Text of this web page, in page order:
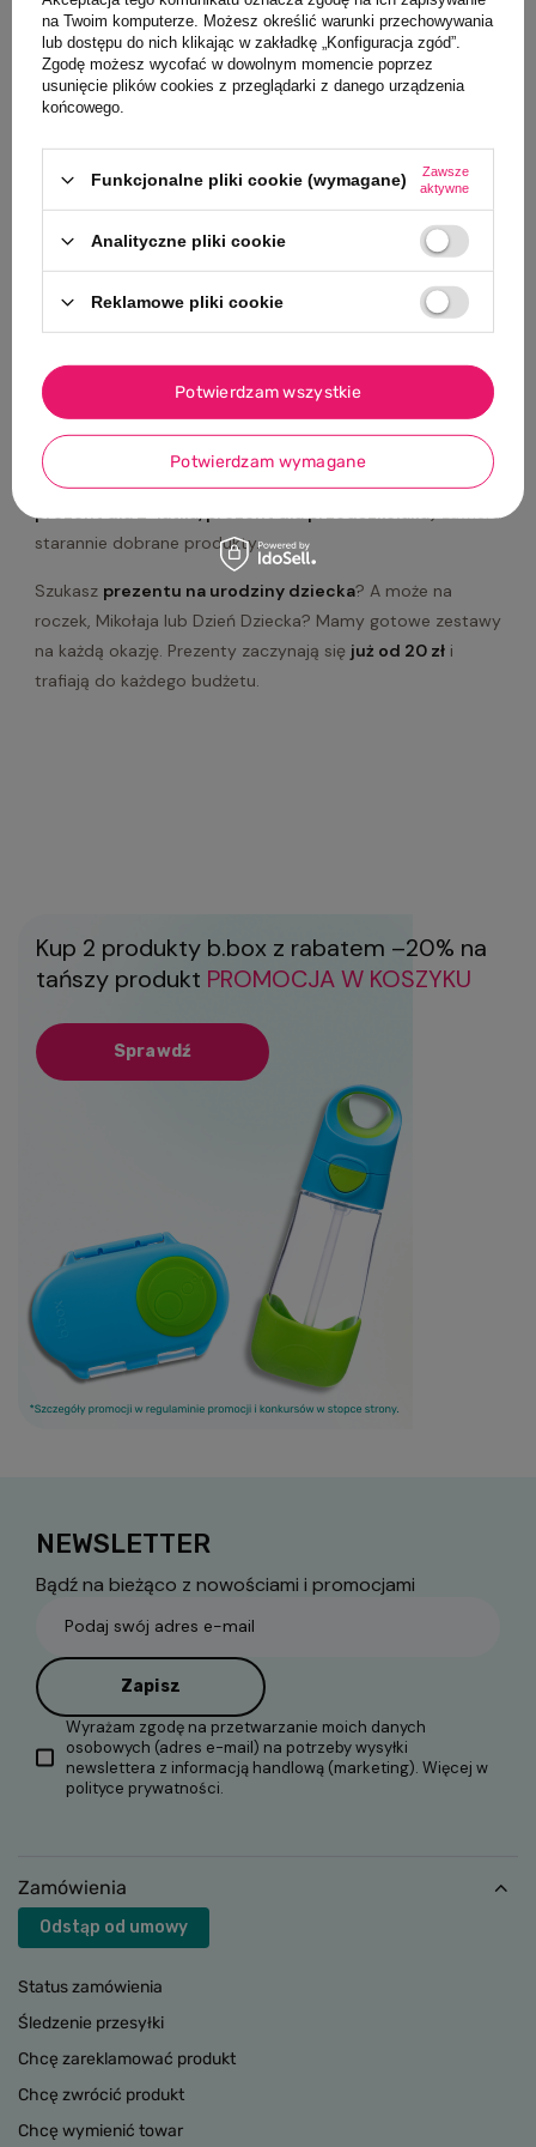
✦ ✦ ✦
Jak wybrać idealny prezent dla
dziecka?
bywa trudny. Rynek jest
ogromny, a każde dziecko jest inne. W Baby&Travel
pomagamy rodzicom i bliskim od ponad 13 lat i to
doświadczenie przekuliśmy w prosty poradnik, który
Znajdziesz tu sprawdzone pomysły na prezent
dla dzieci
w każdym wieku. Od gryzaków dla noworodka, przez
pierwsze klocki dla roczniaka, po zestawy naukowe STEM
dla starszaków. Każda kategoria (prezent dla noworodka,
prezent dla 2-latka, prezent dla przedszkolaka) zawiera
starannie dobrane produkty.
Szukasz prezentu na urodziny dziecka? A może na
roczek, Mikołaja lub Dzień Dziecka? Mamy gotowe zestawy
na każdą okazję. Prezenty zaczynają się już od 20 zł i
trafiają do każdego budżetu.
Kup 2 produkty b.box z rabatem –20% na
tańszy produkt PROMOCJA W KOSZYKU
Sprawdź
NEWSLETTER
Bądź na bieżąco z nowościami i promocjami
Podaj swój adres e-mail
Zapisz
Wyrażam zgodę na przetwarzanie moich danych
osobowych (adres e-mail) na potrzeby wysyłki
newslettera z informacją handlową (marketing). Więcej w
polityce prywatności.
Zamówienia
Odstąp od umowy
Status zamówienia
Śledzenie przesyłki
Chcę zareklamować produkt
Chcę zwrócić produkt
Chcę wymienić towar
na Twoim komputerze. Możesz określić warunki przechowywania
lub dostępu do nich klikając w zakładkę „Konfiguracja zgód”.
Zgodę możesz wycofać w dowolnym momencie poprzez
usunięcie plików cookies z przeglądarki z danego urządzenia
końcowego.
Funkcjonalne pliki cookie (wymagane)
Zawsze
aktywne
Analityczne pliki cookie
Reklamowe pliki cookie
Potwierdzam wymagane
Potwierdzam wszystkie